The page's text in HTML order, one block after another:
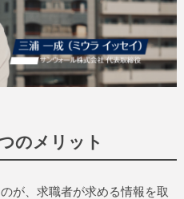
のメリット
が、求職者が求める情報を取